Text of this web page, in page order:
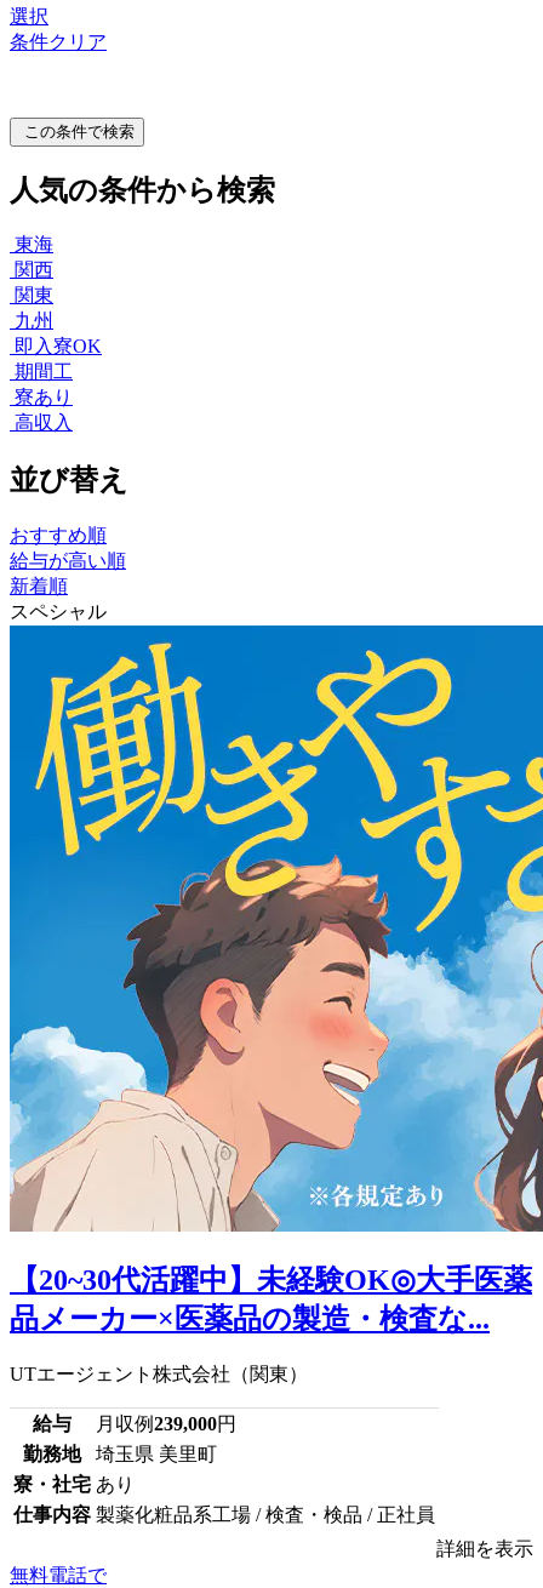
選択
条件クリア
この条件で検索
人気の条件から検索
東海
関西
関東
九州
即入寮OK
期間工
寮あり
高収入
並び替え
おすすめ順
給与が高い順
新着順
スペシャル
【20~30代活躍中】未経験OK◎大手医薬
品メーカー×医薬品の製造・検査な...
UTエージェント株式会社（関東）
給与 月収例239,000円
勤務地
埼玉県 美里町
寮・社宅 あり
仕事内容 製薬化粧品系工場 / 検査・検品 / 正社員
詳細を表示
無料電話で